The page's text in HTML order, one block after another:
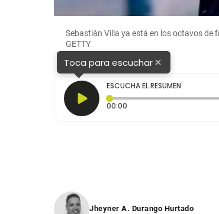
Sebastián Villa ya está en los octavos de
GETTY
Toca para escuchar×
ESCUCHA EL RESUMEN
00:00
Jheyner A. Durango Hurtado